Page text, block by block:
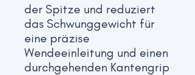
der Spitze und reduziert
das Schwunggewicht für
eine präzise
Wendeeinleitung und einen
durchgehenden Kantengrip